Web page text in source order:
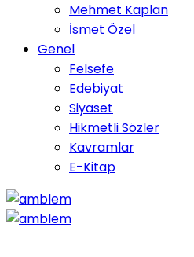
Mehmet Kaplan
İsmet Özel
Genel
Felsefe
Edebiyat
Siyaset
Hikmetli Sözler
Kavramlar
E-Kitap